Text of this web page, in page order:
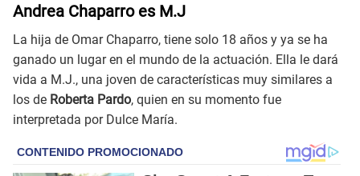
Andrea Chaparro es M.J
La hija de Omar Chaparro, tiene solo 18 años y ya se ha
ganado un lugar en el mundo de la actuación. Ella le dará
vida a M.J., una joven de características muy similares a
los de Roberta Pardo, quien en su momento fue
interpretada por Dulce María.